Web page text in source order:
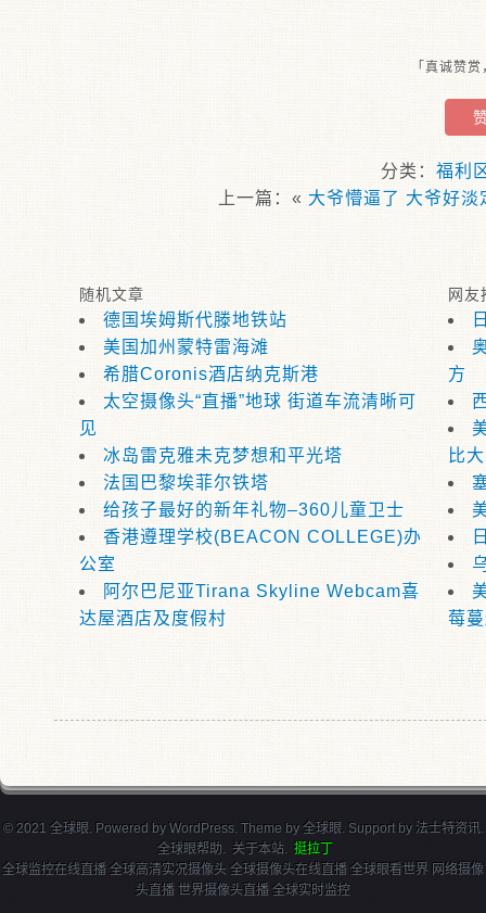
「真诚赞
分类： 福利
上一篇：« 大爷懵逼了 大爷好淡
随机文章
德国埃姆斯代滕地铁站
美国加州蒙特雷海滩
希腊Coronis酒店纳克斯港
太空摄像头“直播”地球 街道车流清晰可
见
冰岛雷克雅未克梦想和平光塔
法国巴黎埃菲尔铁塔
给孩子最好的新年礼物–360儿童卫士
香港遵理学校(BEACON COLLEGE)办
公室
阿尔巴尼亚Tirana Skyline Webcam喜
达屋酒店及度假村
网友
方
比
莓
© 2021 全球眼. Powered by WordPress. Theme by 全球眼. Support by 法士特资讯.
全球眼帮助. 关于本站. 挺拉丁
全球监控在线直播 全球高清实况摄像头 全球摄像头在线直播 全球眼看世界 网络摄像
头直播 世界摄像头直播 全球实时监控